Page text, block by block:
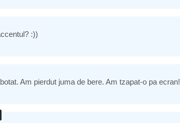
:))
Am pierdut juma de bere. Am tzapat-o pa ecran!